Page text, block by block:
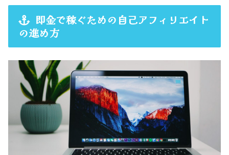
即金で稼ぐための自己アフィリエイト
の進め方